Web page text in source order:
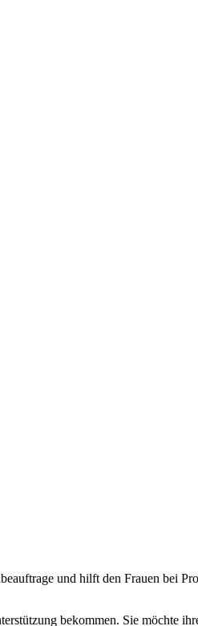
und hilft den Frauen bei
bekommen. Sie möchte